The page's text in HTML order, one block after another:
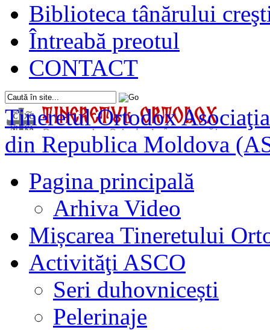
Biblioteca tânărului
Întreabă preotul
CONTACT
Tineretul Ortodox
din Republica Moldova
Pagina principală
Arhiva Video
Mișcarea Tineretului
Activităţi ASCO
Seri duhovnicești
Pelerinaje